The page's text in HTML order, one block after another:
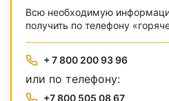
Всю необходимую
получить по телефону
+ 7 800 200 93 96
или по телефону:
+7 800 505 08 67